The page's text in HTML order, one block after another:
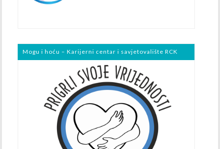
Mogu i hoću – Karijerni centar i savjetovalište RCK